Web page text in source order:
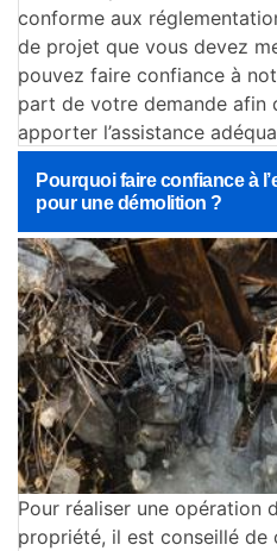
conforme aux
de projet que vous devez
pouvez faire confiance à
part de votre demande afin
apporter l’assistance
Pourquoi faire confiance à
pour une démolition ?
Pour réaliser une opération
propriété, il est conseillé de